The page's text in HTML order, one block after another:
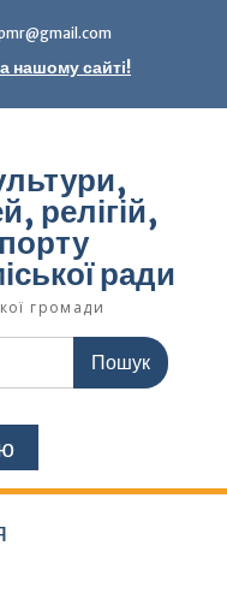
нашому сайті!
релігій,
ради
громади